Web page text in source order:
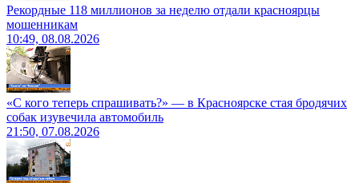
Рекордные 118 миллионов за неделю отдали красноярцы
мошенникам
10:49, 08.08.2026
«С кого теперь спрашивать?» — в Красноярске стая бродячих
собак изувечила автомобиль
21:50, 07.08.2026